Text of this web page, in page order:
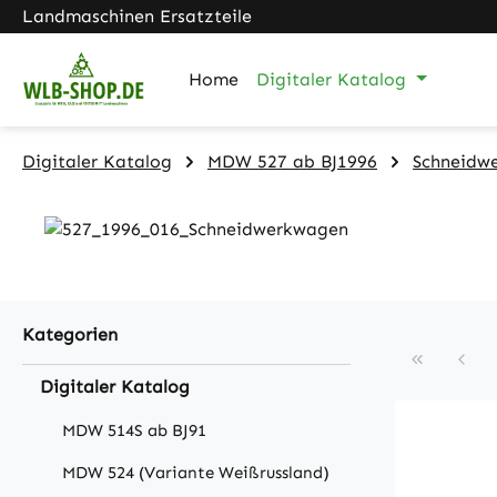
Hauptinhalt springen
Zur Suche springen
Zur Hauptnavigation springen
Landmaschinen Ersatzteile
Home Digitaler Katalog
Digitaler Katalog MDW 527 ab BJ1996
Kategorien
Digitaler Katalog
MDW 514S ab BJ91
MDW 524 (Variante Weißrussland)